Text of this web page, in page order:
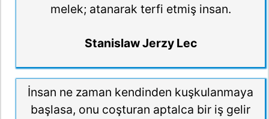
melek; atanarak terfi etmiş insan.
Stanislaw Jerzy Lec
İnsan ne zaman kendinden kuşkulanmaya
başlasa, onu coşturan aptalca bir iş gelir